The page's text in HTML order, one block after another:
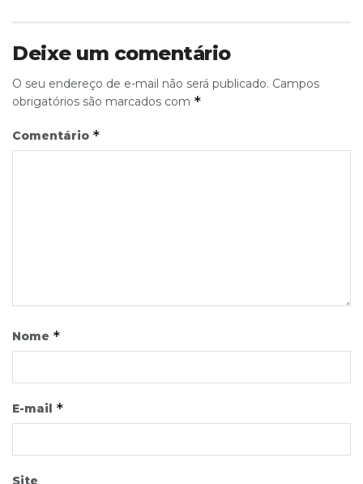
Deixe um comentário
O seu endereço de e-mail não será publicado. Campos
obrigatórios são marcados com *
Comentário *
Nome *
E-mail *
Site